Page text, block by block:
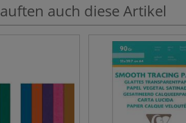
auch diese Artikel